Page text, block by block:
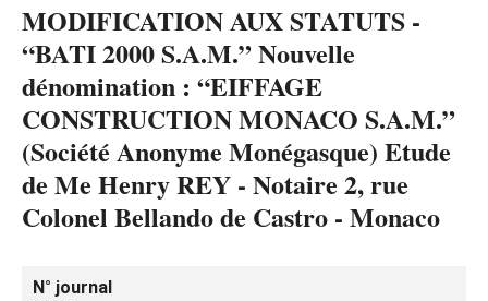
MODIFICATION AUX STATUTS -
“BATI 2000 S.A.M.” Nouvelle
dénomination : “EIFFAGE
CONSTRUCTION MONACO S.A.M.”
(Société Anonyme Monégasque) Etude
de Me Henry REY - Notaire 2, rue
Colonel Bellando de Castro - Monaco
N° journal